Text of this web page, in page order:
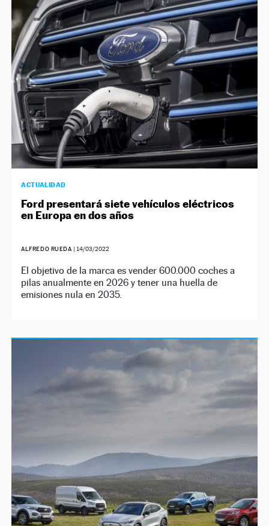
ACTUALIDAD
Ford presentará siete vehículos eléctricos
en Europa en dos años
ALFREDO RUEDA | 14/03/2022
El objetivo de la marca es vender 600.000 coches a
pilas anualmente en 2026 y tener una huella de
emisiones nula en 2035.